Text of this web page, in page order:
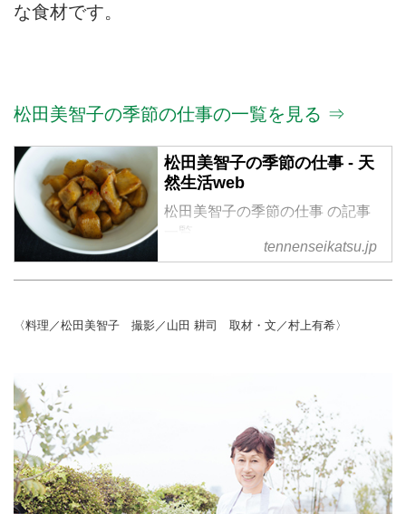
な食材です。
松田美智子の季節の仕事の一覧を見る ⇒
松田美智子の季節の仕事 - 天
然生活web
松田美智子の季節の仕事 の記事
一覧
tennenseikatsu.jp
〈料理／松田美智子 撮影／山田 耕司 取材・文／村上有希〉